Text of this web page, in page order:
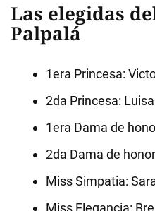
Las elegidas
Palpalá
1era Princesa:
2da Princesa:
1era Dama de
2da Dama de
‍Miss Simpatia:
‍Miss Elegancia: